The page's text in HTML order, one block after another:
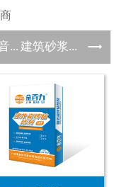
... 建筑砂浆... 界面